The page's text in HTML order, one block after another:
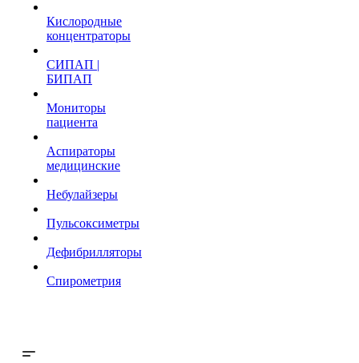
Кислородные
концентраторы
СИПАП |
БИПАП
Мониторы
пациента
Аспираторы
медицинские
Небулайзеры
Пульсоксиметры
Дефибрилляторы
Спирометрия